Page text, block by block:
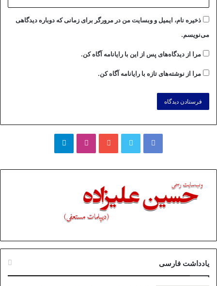
ذخیره نام، ایمیل و وبسایت من در مرورگر برای زمانی که دوباره دیدگاهی
می‌نویسم.
مرا از دیدگاه‌های پس از این با رایانامه آگاه کن.
مرا از نوشته‌های تازه با رایانامه آگاه کن.
فیسبوک یوتیوب اینستاگرام
یادداشت فارسی